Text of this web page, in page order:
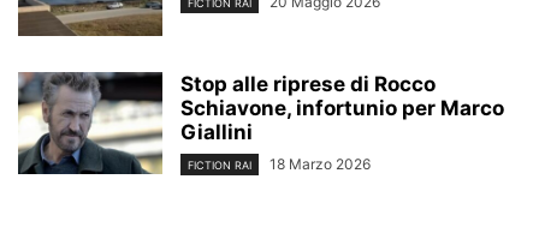
FICTION RAI
Stop alle riprese di Rocco
Schiavone, infortunio per Marco
Giallini
FICTION RAI 18 Marzo 2026